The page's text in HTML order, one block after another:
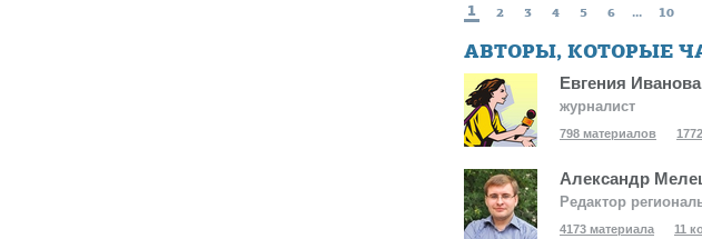
1 2 3 4 5 6 ... 10
АВТОРЫ, КОТОРЫЕ
Евгения Иванова
журналист
798 материалов
Александр
Редактор
4173 материала 11